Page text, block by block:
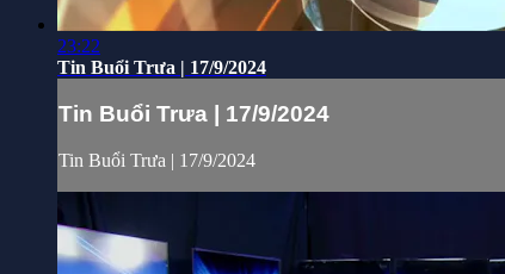
23:22
Tin Buổi Trưa | 17/9/2024
Tin Buổi Trưa | 17/9/2024
Tin Buổi Trưa | 17/9/2024